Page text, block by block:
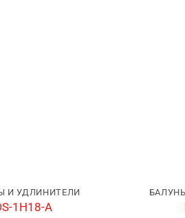
И УДЛИНИТЕЛИ
1H18-A